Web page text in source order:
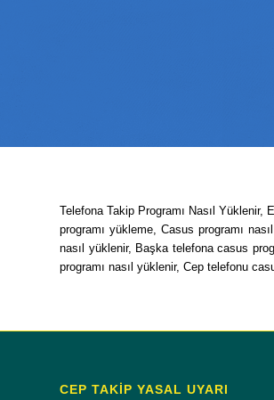
Telefona Takip Programı Nasıl Yüklenir,
programı yükleme, Casus programı
nasıl yüklenir, Başka telefona casus
programı nasıl yüklenir, Cep telefonu
CEP TAKİP YASAL UYARI